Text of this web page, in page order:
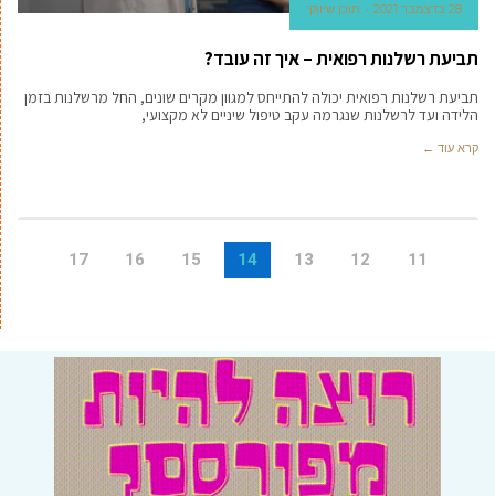
28 בדצמבר 2021 תוכן שיווקי
תביעת רשלנות רפואית – איך זה עובד?
תביעת רשלנות רפואית יכולה להתייחס למגוון מקרים שונים, החל מרשלנות בזמן
הלידה ועד לרשלנות שנגרמה עקב טיפול שיניים לא מקצועי,
קרא עוד ←
11
12
13
14
15
16
17